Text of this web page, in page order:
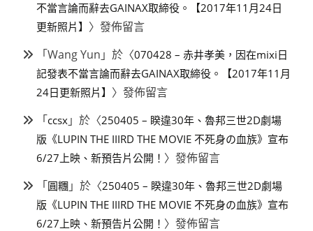
不當言論而辭去GAINAX取締役。【2017年11月24日
更新照片】 〉發佈留言
「Wang Yun 」於〈070428 – 赤井孝美，因在mixi日
記發表不當言論而辭去GAINAX取締役。【2017年11月
24日更新照片】 〉發佈留言
「ccsx 」於〈250405 – 睽違30年、魯邦三世2D劇場
版《LUPIN THE IIIRD THE MOVIE 不死身の血族》宣布
6/27上映、新預告片公開！ 〉發佈留言
「圓糰 」於〈250405 – 睽違30年、魯邦三世2D劇場
版《LUPIN THE IIIRD THE MOVIE 不死身の血族》宣布
6/27上映、新預告片公開！ 〉發佈留言